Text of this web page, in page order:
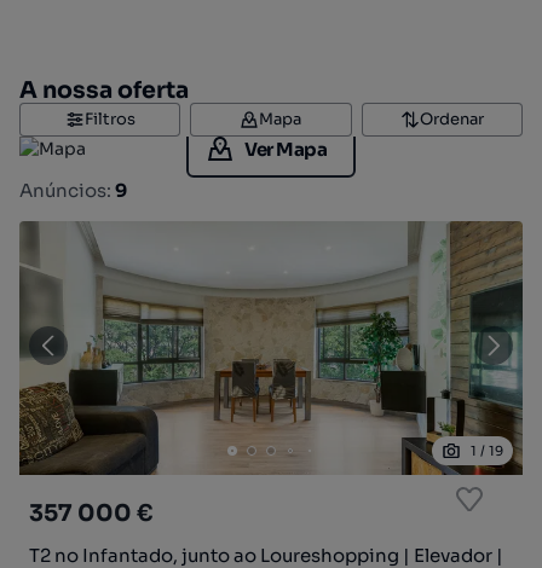
A nossa oferta
Filtros Mapa Ordenar
Ver Mapa
Anúncios: 9
1 / 19
357 000 €
T2 no Infantado, junto ao Loureshopping | Elevador |